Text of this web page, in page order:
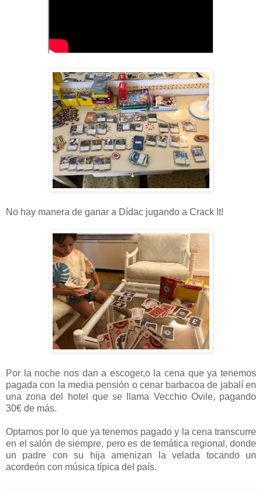
No hay manera de ganar a Dídac jugando a Crack It!
Por la noche nos dan a escoger,o la cena que ya tenemos
pagada con la media pensión o cenar barbacoa de jabalí en
una zona del hotel que se llama Vecchio Ovile, pagando
30€ de más.
Optamos por lo que ya tenemos pagado y la cena transcurre
en el salón de siempre, pero es de temática regional, donde
un padre con su hija amenizan la velada tocando un
acordeón con música típica del país.